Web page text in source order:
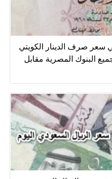
سعر صرف الدينار الكويتي
20 يونيو 2022 في جميع البنوك المصرية مقابل